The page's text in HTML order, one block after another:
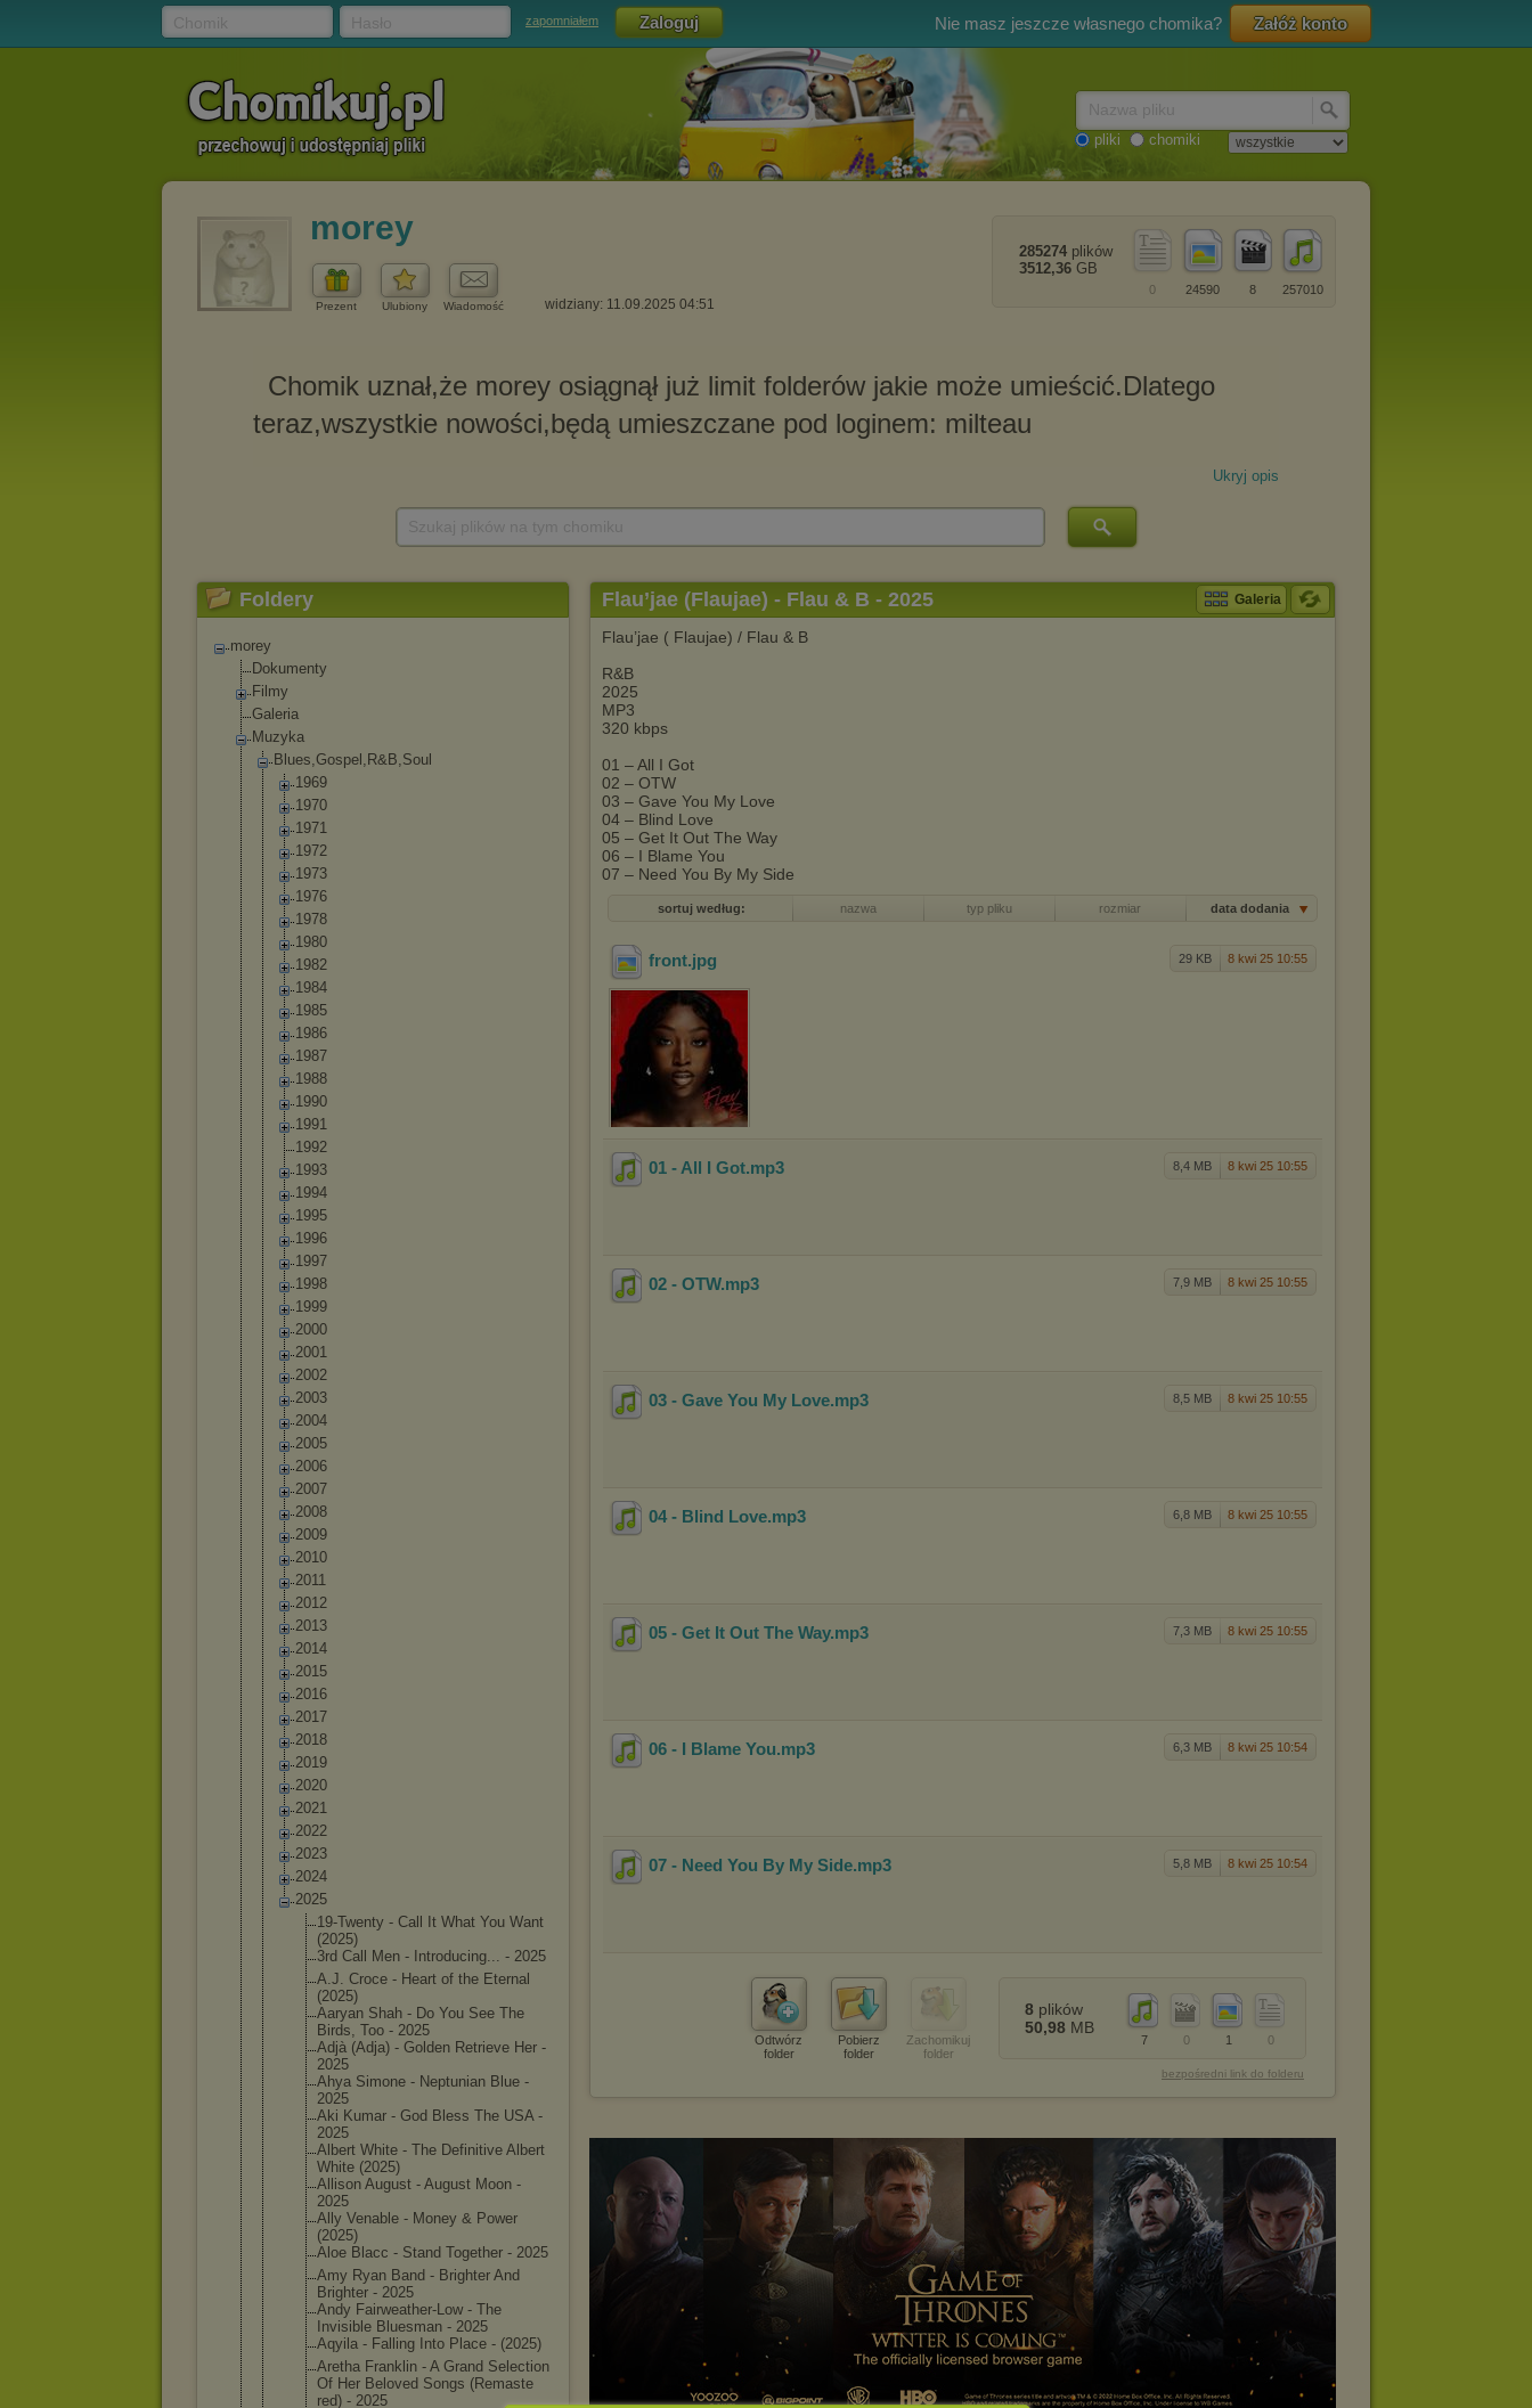
zapomniałem Nie masz jeszcze własnego chomika? Załóż konto
pliki chomiki
morey
Prezent Ulubiony Wiadomość widziany: 11.09.2025 04:51
257010
8
24590
0
285274 plików
3512,36 GB
Ukryj opis
Foldery
morey
Dokumenty
Filmy
Galeria
Muzyka
Blues,Gospel,R&B,Soul
1969
1970
1971
1972
1973
1976
1978
1980
1982
1984
1985
1986
1987
1988
1990
1991
1992
1993
1994
1995
1996
1997
1998
1999
2000
2001
2002
2003
2004
2005
2006
2007
2008
2009
2010
2011
2012
2013
2014
2015
2016
2017
2018
2019
2020
2021
2022
2023
2024
2025
19-Twenty - Call It What You Want
(2025)
3rd Call Men - Introducing... - 2025
A.J. Croce - Heart of the Eternal
(2025)
Aaryan Shah - Do You See The
Birds, Too - 2025
Adjà (Adja) - Golden Retrieve Her -
2025
Ahya Simone - Neptunian Blue -
2025
Aki Kumar - God Bless The USA -
2025
Albert White - The Definitive Albert
White (2025)
Allison August - August Moon -
2025
Ally Venable - Money & Power
(2025)
Aloe Blacc - Stand Together - 2025
Amy Ryan Band - Brighter And
Brighter - 2025
Andy Fairweather-Low - The
Invisibl e Bluesman - 2025
Aqyila - Falling Into Place - (2025)
Aretha Franklin - A Grand Selection
Of Her Beloved Songs (Remaste
red) - 2025
Flau’jae (Flaujae) - Flau & B - 2025 Galeria
Flau’jae ( Flaujae) / Flau & B
R&B
2025
MP3
320 kbps
01 – All I Got
02 – OTW
03 – Gave You My Love
04 – Blind Love
05 – Get It Out The Way
06 – I Blame You
07 – Need You By My Side
sortuj według: nazwa typ pliku rozmiar data dodania
29 KB 8 kwi 25 10:55
front.jpg
8,4 MB 8 kwi 25 10:55
01 - All I Got.mp3
7,9 MB 8 kwi 25 10:55
02 - OTW.mp3
8,5 MB 8 kwi 25 10:55
03 - Gave You My Love.mp3
6,8 MB 8 kwi 25 10:55
04 - Blind Love.mp3
7,3 MB 8 kwi 25 10:55
05 - Get It Out The Way.mp3
6,3 MB 8 kwi 25 10:54
06 - I Blame You.mp3
5,8 MB 8 kwi 25 10:54
07 - Need You By My Side.mp3
Odtwórz
folder
Pobierz
folder
Zachomikuj
folder
0
1
0
7
8 plików
50,98 MB
bezpośredni link do folderu